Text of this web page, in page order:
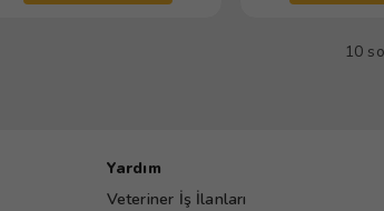
10
Yardım
Veteriner İş İlanları